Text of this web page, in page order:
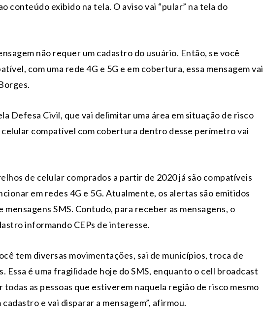
conteúdo exibido na tela. O aviso vai “pular” na tela do
não requer um cadastro do usuário. Então, se você
com uma rede 4G e 5G e em cobertura, essa mensagem vai
Defesa Civil, que vai delimitar uma área em situação de risco
compatível com cobertura dentro desse perímetro vai
de celular comprados a partir de 2020 já são compatíveis
em redes 4G e 5G. Atualmente, os alertas são emitidos
SMS. Contudo, para receber as mensagens, o
informando CEPs de interesse.
tem diversas movimentações, sai de municípios, troca de
Essa é uma fragilidade hoje do SMS, enquanto o cell broadcast
as pessoas que estiverem naquela região de risco mesmo
e vai disparar a mensagem”, afirmou.